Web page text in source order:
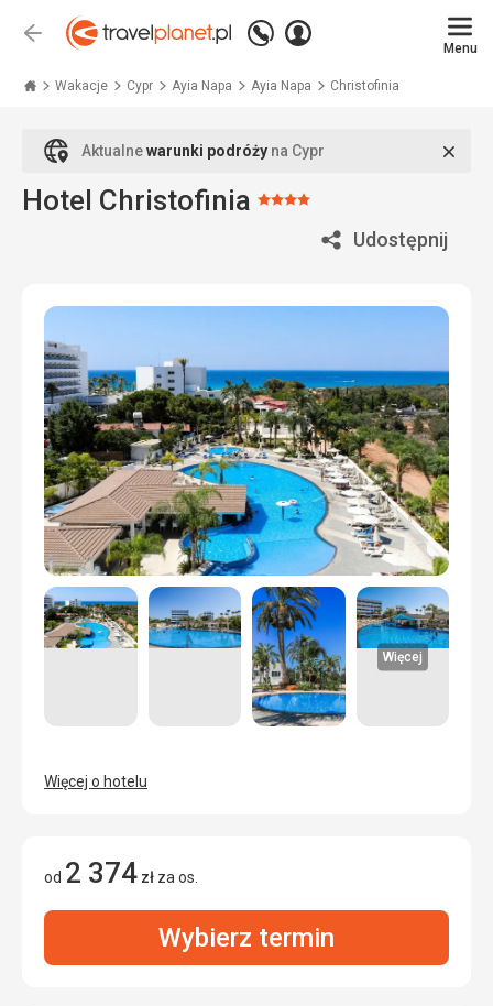
Wstecz
Zadzwoń
+48
771
Zaloguj
Menu
Wakacje Cypr Ayia Napa Ayia Napa Christofinia
Aktualnewarunki podróży na Cypr
Hotel Christofinia Ocena:
Udostępnij
Więcej
Więcej o hotelu
od 2 374 zł za os.
Wybierz termin